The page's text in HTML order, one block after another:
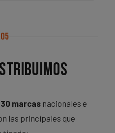
05
marcas nacionales e
las principales que